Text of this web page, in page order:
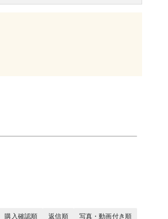
購入確認順 返信順 写真・動画付き順